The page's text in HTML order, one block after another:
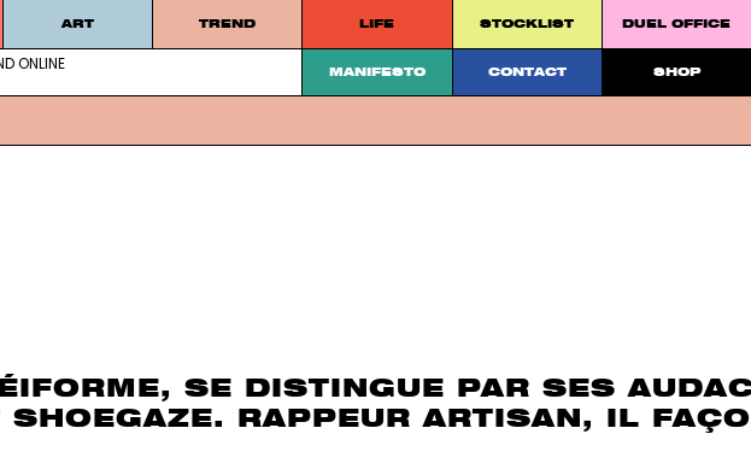
artists through our print publication and online
ART TREND LIFE STOCKLIST DUEL OFFICE
ONLINE
MANIFESTO CONTACT SHOP
SE DISTINGUE PAR SES
RAPPEUR ARTISAN, IL